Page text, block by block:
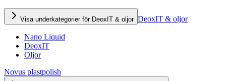
Visa underkategorier för DeoxIT & oljor DeoxIT & oljor
Nano Liquid
DeoxIT
Oljor
Novus plastpolish